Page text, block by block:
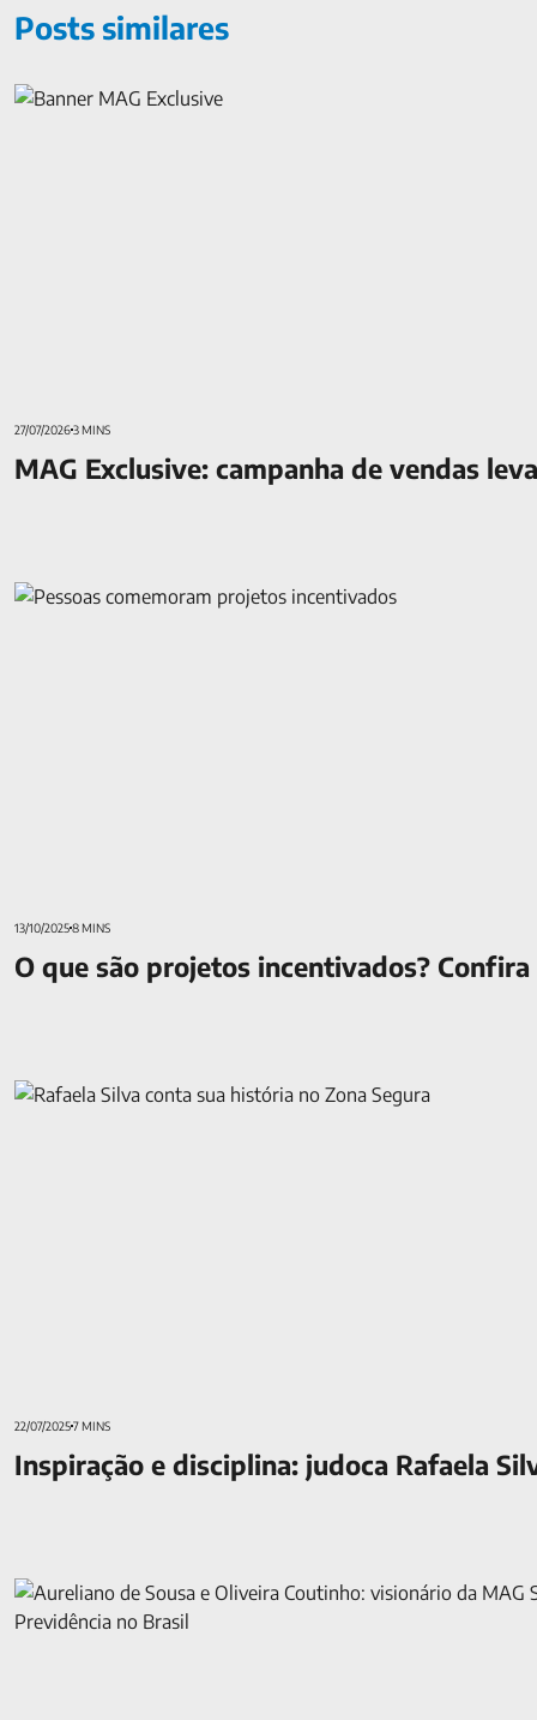
Posts similares
MAG Exclusive: campanha de vendas leva parceiros ao Havaí
27/07/20263 MINS
MAG Exclusive: campanha de vendas
O que são projetos incentivados? Confira as iniciativas com
13/10/20258 MINS
O que são projetos incentivados?
Inspiração e disciplina: judoca Rafaela Silva conta sua história
22/07/20257 MINS
Inspiração e disciplina: judoca Rafaela
Aureliano de Sousa e Oliveira Coutinho: visionário da MAG
Previdência no Brasil